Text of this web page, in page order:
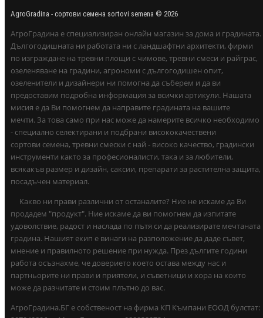
AgroGradina - сортови семена sortovi semena © 2026
АгроГрадина е специализиран онлайн магазин за дома и градината.
Дългогодишната ни работата ни с ландшафтни архитекти, фирми
по изграждане на тревни площи с чимове, тревни смеси и райграс,
озеленяване на градини, агрономи с дългогодишен опит,
озеленители и дизайнери ни помогна да съберем и да ви
предоставим подробна информация за всички артикули. Нашата
мисия е да Ви помогнем да направите градината на вашите
мечти. За това само при нас може да намерите всичко необходимо
- специално селектирани и подбрани висококачествени
сортови семена, тревни смески с най - високо качество, градински
инструменти както за професионалисти, така и за любители,
всякакъв размер и дизайн, саксии, препарати за растителна защита,
посадъчен материал.
Какво ни прави различни от останалите? Ние не искаме да Ви
продадем "продукт". Ние искаме да ви помогнем да изпитате
удоволствие, радост и наслада по пътя си да реализирате мечтаната
градина. Нашият екип е винаги на разположение да даде съвет,
мнение и правилното решение при нужда. През дългите години
работа осъзнахме, че доверието което остава между нас и
партньорите ни прави и приятели, и съветници и хора на които
може да разчитате и стоим плътно до вас.
АгроГрадина.БГ е собственост на фирма КП Къмпани ЕООД булстат: